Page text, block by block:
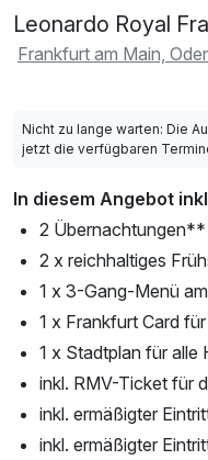
Leonardo Royal
Frankfurt am Main,
Nicht zu lange warten: Die
jetzt die verfügbaren
In diesem Angebot
2 Übernachtungen**
2 x reichhaltiges
1 x 3-Gang-Menü
1 x Frankfurt Card
1 x Stadtplan für alle
inkl. RMV-Ticket für
inkl. ermäßigter
inkl. ermäßigter